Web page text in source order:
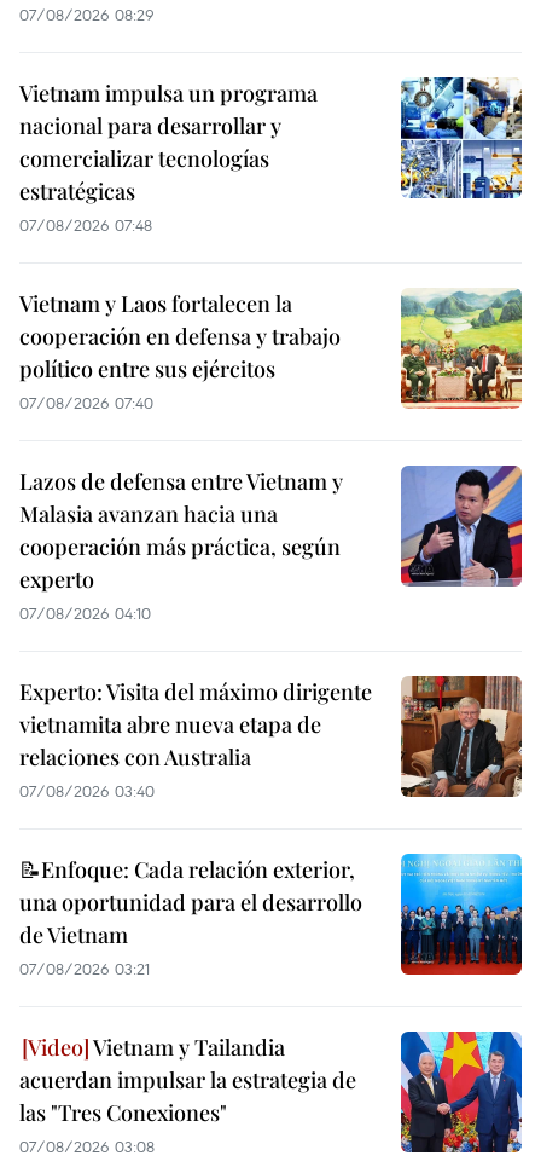
07/08/2026 08:29
Vietnam impulsa un programa
nacional para desarrollar y
comercializar tecnologías
estratégicas
07/08/2026 07:48
Vietnam y Laos fortalecen la
cooperación en defensa y trabajo
político entre sus ejércitos
07/08/2026 07:40
Lazos de defensa entre Vietnam y
Malasia avanzan hacia una
cooperación más práctica, según
experto
07/08/2026 04:10
Experto: Visita del máximo dirigente
vietnamita abre nueva etapa de
relaciones con Australia
07/08/2026 03:40
📝Enfoque: Cada relación exterior,
una oportunidad para el desarrollo
de Vietnam
07/08/2026 03:21
Vietnam y Tailandia
acuerdan impulsar la estrategia de
las "Tres Conexiones"
07/08/2026 03:08